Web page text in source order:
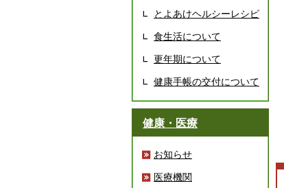
とよあけヘルシーレシピ
食生活について
更年期について
健康手帳の交付について
健康・医療
お知らせ
医療機関